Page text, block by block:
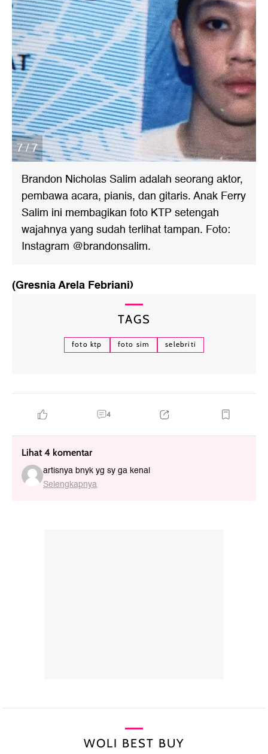
7 / 7
Brandon Nicholas Salim adalah seorang aktor,
pembawa acara, pianis, dan gitaris. Anak Ferry
Salim ini membagikan foto KTP setengah
wajahnya yang sudah terlihat tampan. Foto:
Instagram @brandonsalim.
(Gresnia Arela Febriani)
TAGS
foto ktp foto sim selebriti
4
Lihat 4 komentar
artisnya bnyk yg sy ga kenal
Selengkapnya
WOLI BEST BUY